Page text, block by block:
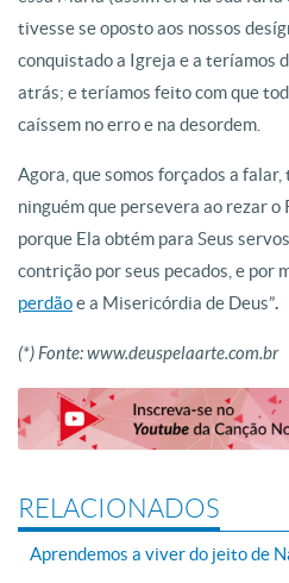
tivesse se oposto aos nossos
conquistado a Igreja e a teríamos
atrás; e teríamos feito com que
caíssem no erro e na desordem.
Agora, que somos forçados a
ninguém que persevera ao rezar o
porque Ela obtém para Seus
contrição por seus pecados, e por
perdãoe a Misericórdia de Deus”.
(*) Fonte: www.deuspelaarte.com.br
RELACIONADOS
Aprendemos a viver do jeito de